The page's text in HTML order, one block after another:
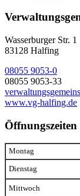
Wasserburger Str. 1
83128 Halfing
08055 9053-0
08055 9053-33
www.vg-halfing.de
Öffnungszeiten
Montag
Dienstag
Mittwoch